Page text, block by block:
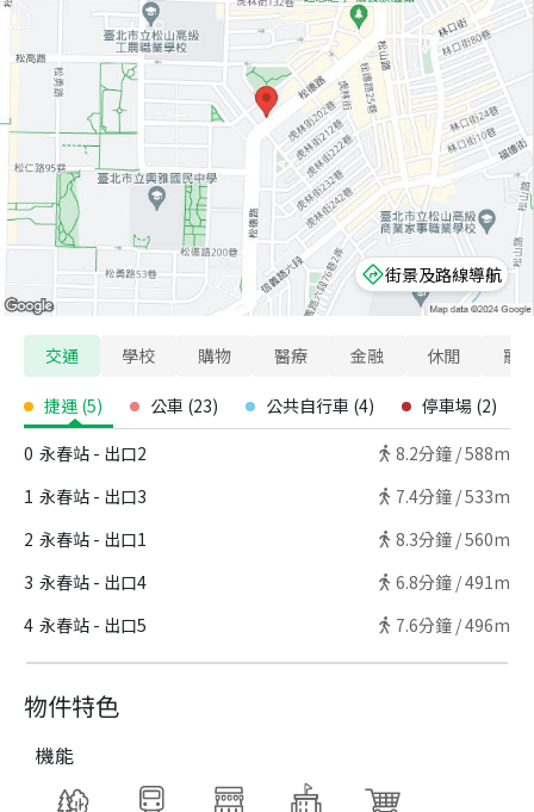
物件特色
機能
街景及路線導航
交通 學校 購物 醫療 金融 休閒 寵
捷運 (5) 公車 (23) 公共自行車 (4) 停車場 (2)
0 永春站 - 出口2 8.2分鐘 /588m
1 永春站 - 出口3 7.4分鐘 /533m
2 永春站 - 出口1 8.3分鐘 /560m
3 永春站 - 出口4 6.8分鐘 /491m
4 永春站 - 出口5 7.6分鐘 /496m